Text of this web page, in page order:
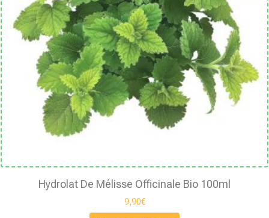
Hydrolat De Mélisse Officinale Bio 100ml
9,90€